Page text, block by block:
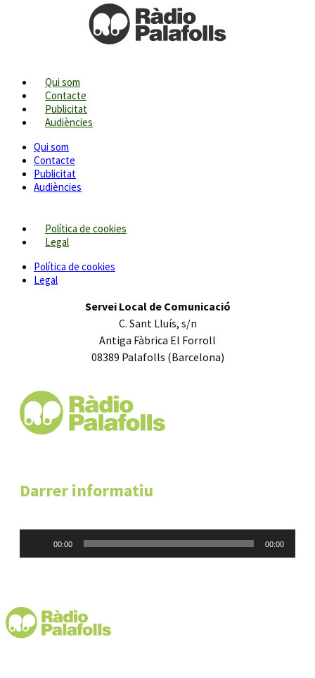
Qui som
Contacte
Publicitat
Audiències
Qui som
Contacte
Publicitat
Audiències
Política de cookies
Legal
Política de cookies
Legal
Servei Local de Comunicació
C. Sant Lluís, s/n
Antiga Fàbrica El Forroll
08389 Palafolls (Barcelona)
Darrer informatiu
00:00 00:00